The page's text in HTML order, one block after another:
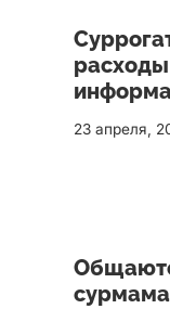
23 апреля,